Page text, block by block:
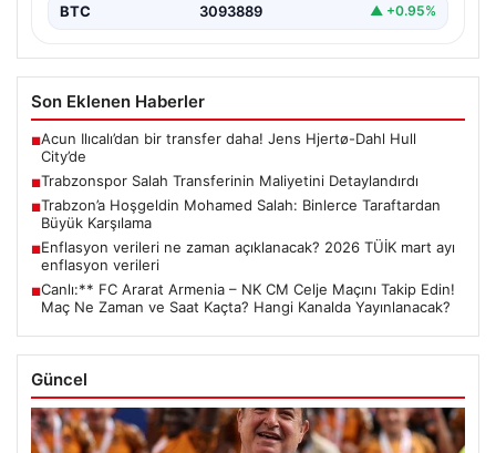
BTC 3093889 ▲ +0.95%
Son Eklenen Haberler
■Acun Ilıcalı’dan bir transfer daha! Jens Hjertø-Dahl Hull
City’de
■Trabzonspor Salah Transferinin Maliyetini Detaylandırdı
■Trabzon’a Hoşgeldin Mohamed Salah: Binlerce Taraftardan
Büyük Karşılama
■Enflasyon verileri ne zaman açıklanacak? 2026 TÜİK mart ayı
enflasyon verileri
■Canlı:** FC Ararat Armenia – NK CM Celje Maçını Takip Edin!
Maç Ne Zaman ve Saat Kaçta? Hangi Kanalda Yayınlanacak?
Güncel